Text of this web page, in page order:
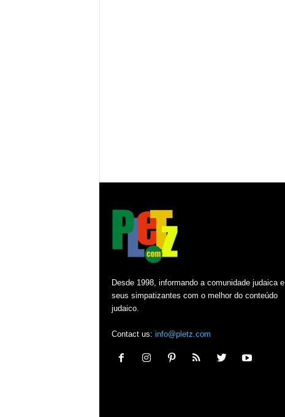
Desde 1998, informando a comunidade judaica e
seus simpatizantes com o melhor do conteúdo
judaico.
Contact us: info@pletz.com